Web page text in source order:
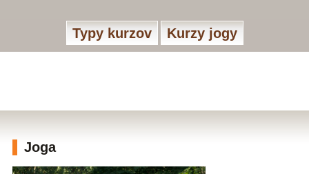
Typy kurzov Kurzy jogy
Joga